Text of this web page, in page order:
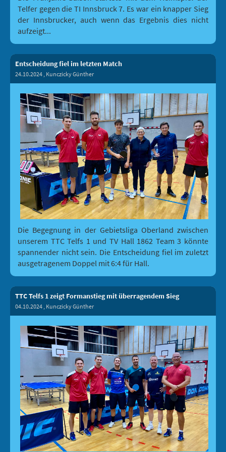
Telfer gegen die TI Innsbruck 7. Es war ein knapper Sieg
der Innsbrucker, auch wenn das Ergebnis dies nicht
aufzeigt...
Entscheidung fiel im letzten Match
24.10.2024 , Kunczicky Günther
Die Begegnung in der Gebietsliga Oberland zwischen
unserem TTC Telfs 1 und TV Hall 1862 Team 3 könnte
spannender nicht sein. Die Entscheidung fiel im zuletzt
ausgetragenem Doppel mit 6:4 für Hall.
TTC Telfs 1 zeigt Formanstieg mit überragendem Sieg
04.10.2024 , Kunczicky Günther